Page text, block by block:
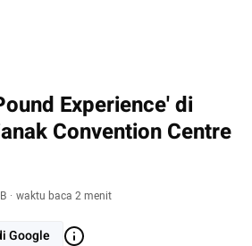
Experience' di
Convention Centre
· waktu baca 2 menit
Google